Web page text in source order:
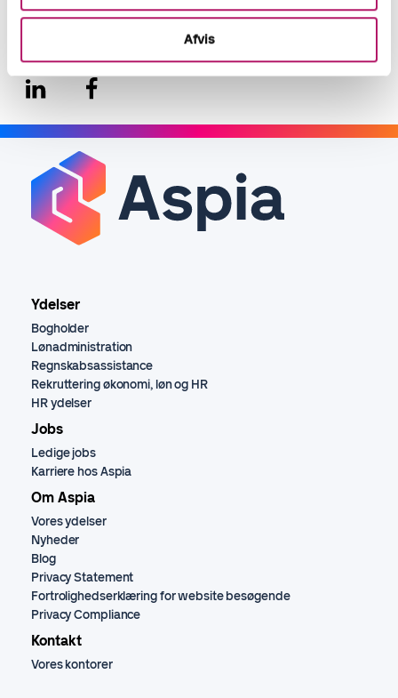
Afvis
Ydelser
Bogholder
Lønadministration
Regnskabsassistance
Rekruttering økonomi, løn og HR
HR ydelser
Jobs
Ledige jobs
Karriere hos Aspia
Om Aspia
Vores ydelser
Nyheder
Blog
Privacy Statement
Fortrolighedserklæring for website besøgende
Privacy Compliance
Kontakt
Vores kontorer